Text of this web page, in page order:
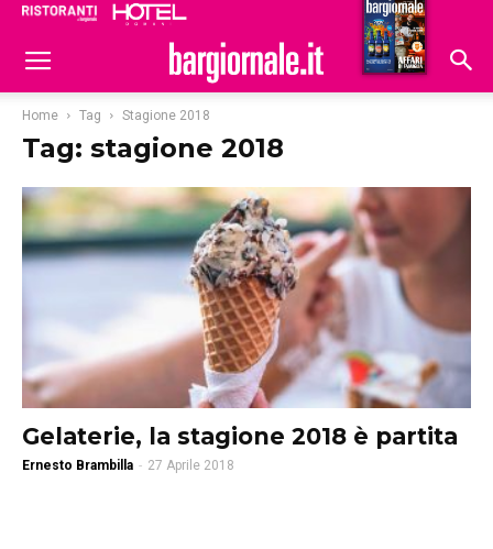
Hoteldomani
Home Tag Stagione 2018
Tag: stagione 2018
Gelaterie, la stagione 2018 è partita
Ernesto Brambilla - 27 Aprile 2018